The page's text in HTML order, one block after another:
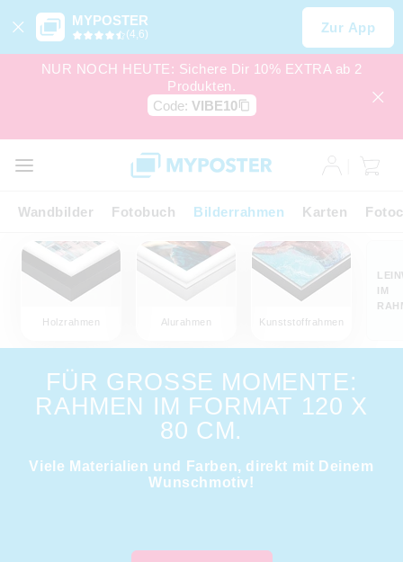
MYPOSTER
(4,6) Zur App
NUR NOCH HEUTE: Sichere Dir 10% EXTRA ab 2
Produkten.
Code: VIBE10
Wandbilder Fotobuch Bilderrahmen Karten
Holzrahmen Alurahmen Kunststoffrahmen
IM
FÜR GROSSE MOMENTE: R
AHMEN IM FORMAT 120 X 8
0 CM.
Viele Materialien und Farben, direkt mit Deinem
Wunschmotiv!